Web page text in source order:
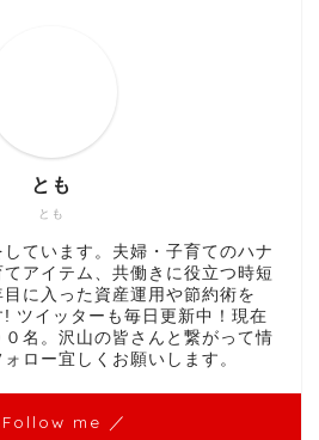
とも
とも
ています。夫婦・子育てのハナ
アイテム、共働きに役立つ時短
に入った資産運用や節約術を
! ツイッターも毎日更新中！現在
名。沢山の皆さんと繋がって情
ロー宜しくお願いします。
Follow me ／